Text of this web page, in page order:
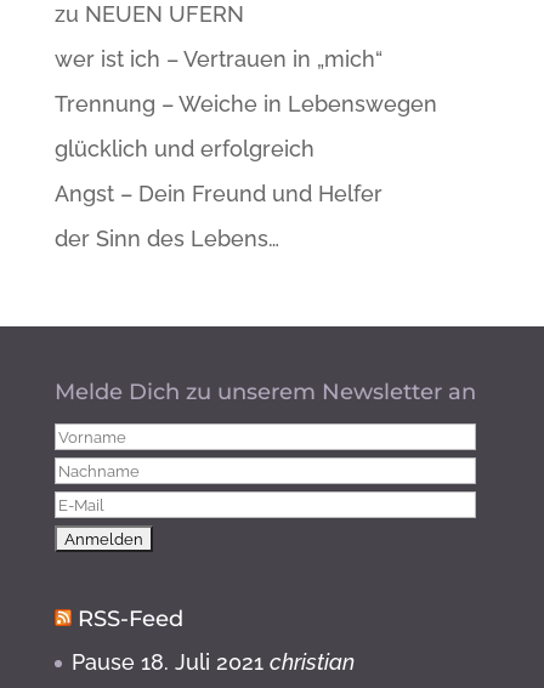
zu NEUEN UFERN
wer ist ich – Vertrauen in „mich“
Trennung – Weiche in Lebenswegen
glücklich und erfolgreich
Angst – Dein Freund und Helfer
der Sinn des Lebens…
Melde Dich zu unserem Newsletter an
RSS-Feed
Pause 18. Juli 2021 christian